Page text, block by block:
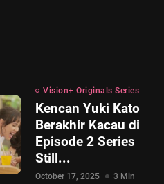
Vision+ Originals Series
Kencan Yuki Kato
Berakhir Kacau di
Episode 2 Series
Still...
October 17, 2025 3 Min